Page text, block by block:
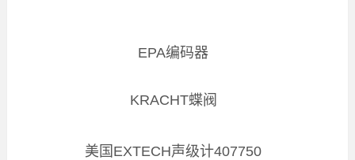
EPA编码器
KRACHT蝶阀
美国EXTECH声级计407750